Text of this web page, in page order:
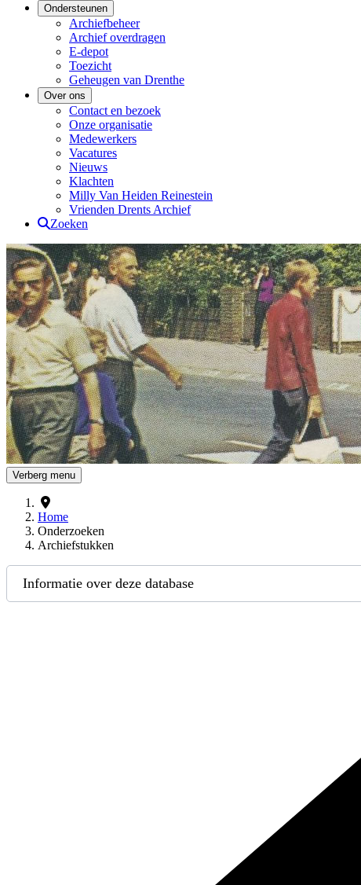
Ondersteunen
Archiefbeheer
Archief overdragen
E-depot
Toezicht
Geheugen van Drenthe
Over ons
Contact en bezoek
Onze organisatie
Medewerkers
Vacatures
Nieuws
Klachten
Milly Van Heiden Reinestein
Vrienden Drents Archief
Zoeken
Drents Archief
Verberg menu
Home
Onderzoeken
Archiefstukken
Informatie over deze database